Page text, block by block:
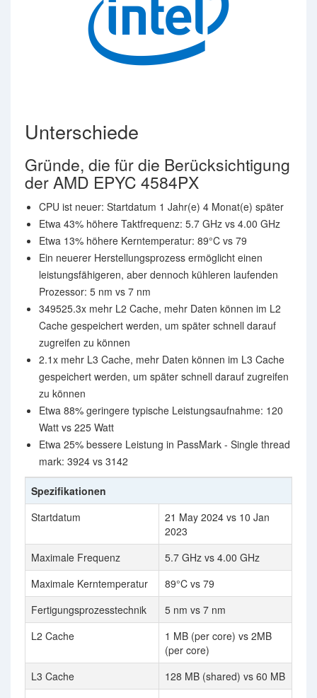
Unterschiede
Gründe, die für die Berücksichtigung
der AMD EPYC 4584PX
CPU ist neuer: Startdatum 1 Jahr(e) 4 Monat(e) später
Etwa 43% höhere Taktfrequenz: 5.7 GHz vs 4.00 GHz
Etwa 13% höhere Kerntemperatur: 89°C vs 79
Ein neuerer Herstellungsprozess ermöglicht einen
leistungsfähigeren, aber dennoch kühleren laufenden
Prozessor: 5 nm vs 7 nm
349525.3x mehr L2 Cache, mehr Daten können im L2
Cache gespeichert werden, um später schnell darauf
zugreifen zu können
2.1x mehr L3 Cache, mehr Daten können im L3 Cache
gespeichert werden, um später schnell darauf zugreifen
zu können
Etwa 88% geringere typische Leistungsaufnahme: 120
Watt vs 225 Watt
Etwa 25% bessere Leistung in PassMark - Single thread
mark: 3924 vs 3142
Spezifikationen
Startdatum
21 May 2024 vs 10 Jan
2023
Maximale Frequenz
5.7 GHz vs 4.00 GHz
Maximale Kerntemperatur
89°C vs 79
Fertigungsprozesstechnik
5 nm vs 7 nm
L2 Cache
1 MB (per core) vs 2MB
(per core)
L3 Cache
128 MB (shared) vs 60 MB